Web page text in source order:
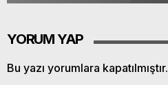
YORUM YAP
Bu yazı yorumlara kapatılmıştır.